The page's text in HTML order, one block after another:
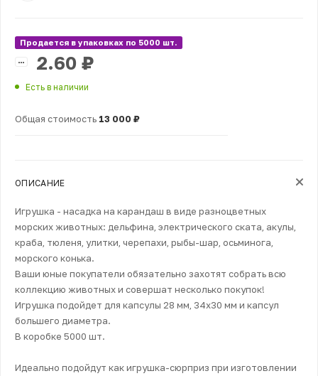
Продается в упаковках по 5000 шт.
2.60 ₽
Есть в наличии
Общая стоимость 13 000 ₽
ОПИСАНИЕ
Игрушка - насадка на карандаш в виде разноцветных
морских животных: дельфина, электрического ската, акулы,
краба, тюленя, улитки, черепахи, рыбы-шар, осьминога,
морского конька.
Ваши юные покупатели обязательно захотят собрать всю
коллекцию животных и совершат несколько покупок!
Игрушка подойдет для капсулы 28 мм, 34х30 мм и капсул
большего диаметра.
В коробке 5000 шт.
Идеально подойдут как игрушка-сюрприз при изготовлении